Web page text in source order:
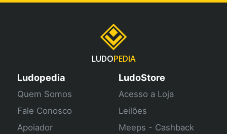
LUDOPEDIA
Ludopedia
Quem Somos
Fale Conosco
Apoiador
LudoStore
Acesso a Loja
Leilões
Meeps - Cashback